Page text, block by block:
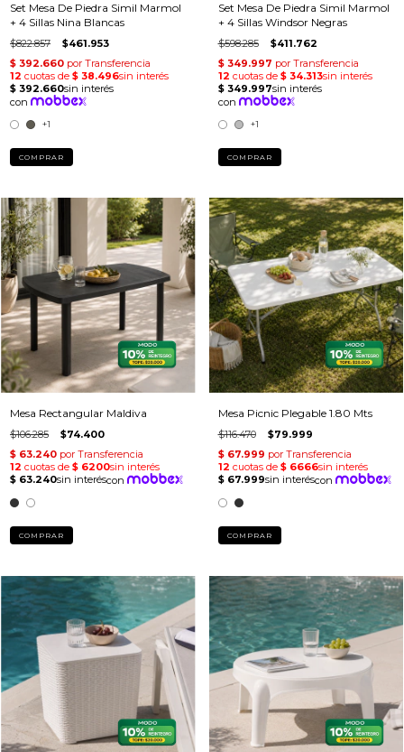
Set Mesa De Piedra Simil Marmol
+ 4 Sillas Nina Blancas
$822.857 $461.953
+1
COMPRAR
Set Mesa De Piedra Simil Marmol
+ 4 Sillas Windsor Negras
$598.285 $411.762
+1
COMPRAR
Mesa Rectangular Maldiva
$106.285 $74.400
COMPRAR
Mesa Picnic Plegable 1.80 Mts
$116.470 $79.999
COMPRAR